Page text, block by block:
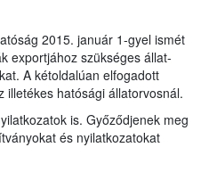
2015. január 1-gyel ismét
exportjához szükséges állat-
A kétoldalúan elfogadott
illetékes hatósági állatorvosnál.
is. Győződjenek meg
és nyilatkozatokat